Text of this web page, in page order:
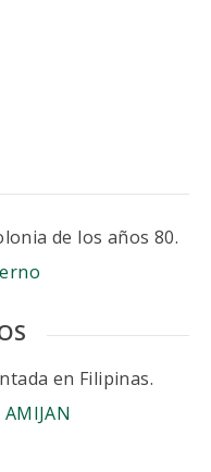
de los años 80.
en Filipinas.